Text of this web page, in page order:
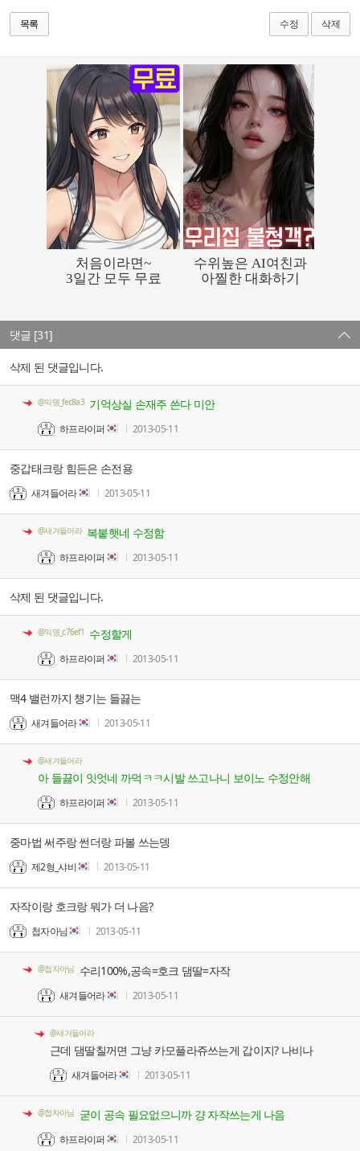
목록 수정 삭제
댓글 [31]
삭제 된 댓글입니다.
@익명_fec8a3 기억상실 손재주 쓴다 미안
하프라이퍼 2013-05-11
중갑태크랑 힘든은 손전용
새겨들어라 2013-05-11
@새겨들어라 복붙햇네 수정함
하프라이퍼 2013-05-11
삭제 된 댓글입니다.
@익명_c76ef1 수정할게
하프라이퍼 2013-05-11
맥4 밸런까지 챙기는 들끓는
새겨들어라 2013-05-11
@새겨들어라
아 들끓이 잇엇네 까먹ㅋㅋ시발 쓰고나니 보이노 수정안해
하프라이퍼 2013-05-11
중마법 써주랑 썬더랑 파볼 쓰는뎅
제2형_샤비 2013-05-11
자작이랑 호크랑 뭐가 더 나음?
첩자아님 2013-05-11
@첩자아님 수리100%,공속=호크 댐딸=자작
새겨들어라 2013-05-11
@새겨들어라
근데 댐딸칠꺼면 그냥 카모플라쥬쓰는게 갑이지? 나비나
새겨들어라 2013-05-11
@첩자아님 굳이 공속 필요없으니까 걍 자작쓰는게 나음
하프라이퍼 2013-05-11